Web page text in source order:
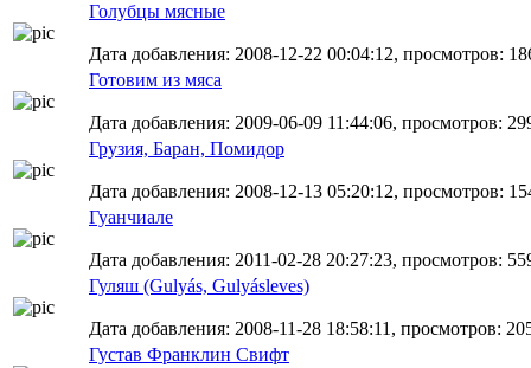
Голубцы мясные
Дата добавления: 2008-12-22 00:04:12, просмотров:
Готовим из мяса
Дата добавления: 2009-06-09 11:44:06, просмотров:
Грузия, Баран, Помидор
Дата добавления: 2008-12-13 05:20:12, просмотров:
Гуанчиале
Дата добавления: 2011-02-28 20:27:23, просмотров:
Гуляш (Gulyás, Gulyásleves)
Дата добавления: 2008-11-28 18:58:11, просмотров:
Густав Франклин Свифт